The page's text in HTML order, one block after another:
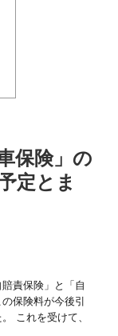
保険」の
定とま
責保険」と「自
保険料が今後引
これを受けて、